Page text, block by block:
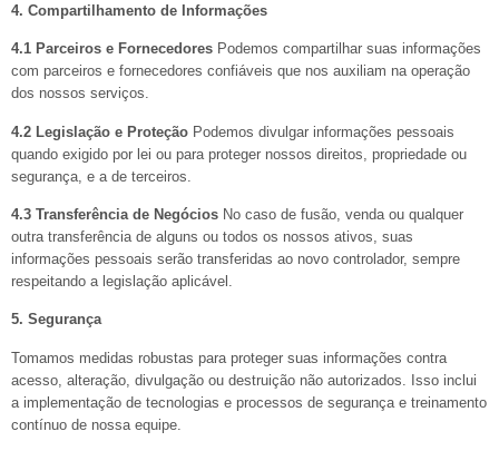
4. Compartilhamento de Informações
4.1 Parceiros e Fornecedores Podemos compartilhar suas informações
com parceiros e fornecedores confiáveis que nos auxiliam na operação
dos nossos serviços.
4.2 Legislação e Proteção Podemos divulgar informações pessoais
quando exigido por lei ou para proteger nossos direitos, propriedade ou
segurança, e a de terceiros.
4.3 Transferência de Negócios No caso de fusão, venda ou qualquer
outra transferência de alguns ou todos os nossos ativos, suas
informações pessoais serão transferidas ao novo controlador, sempre
respeitando a legislação aplicável.
5. Segurança
Tomamos medidas robustas para proteger suas informações contra
acesso, alteração, divulgação ou destruição não autorizados. Isso inclui
a implementação de tecnologias e processos de segurança e treinamento
contínuo de nossa equipe.